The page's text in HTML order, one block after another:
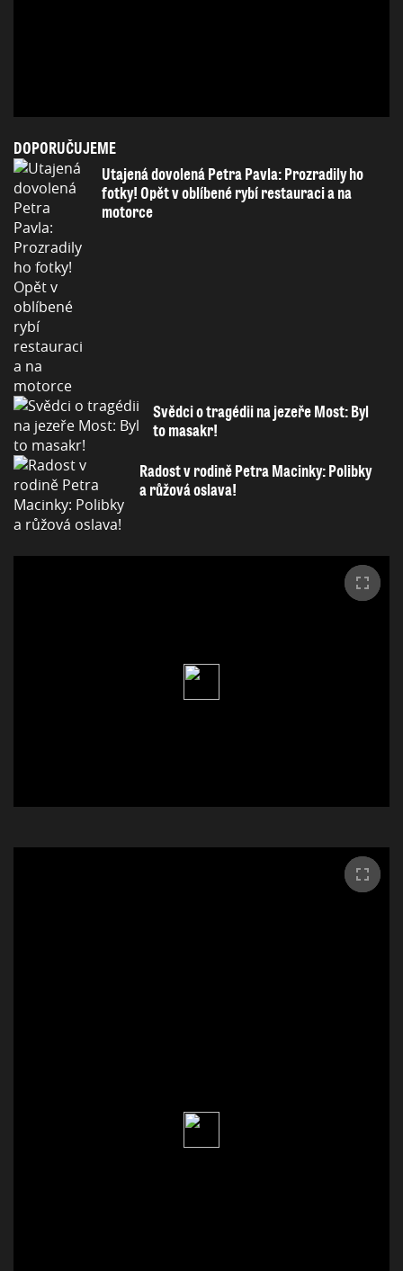
DOPORUČUJEME
Utajená dovolená Petra Pavla: Prozradily ho
fotky! Opět v oblíbené rybí restauraci a na
motorce
Svědci o tragédii na jezeře Most: Byl
to masakr!
Radost v rodině Petra Macinky: Polibky
a růžová oslava!